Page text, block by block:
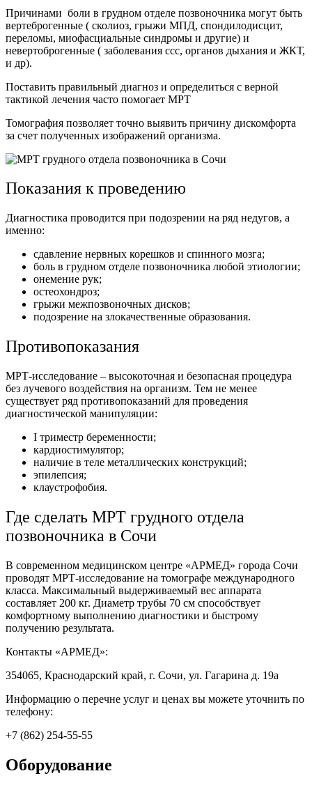
Причинами боли в грудном отделе позвоночника могут быть
вертеброгенные ( сколиоз, грыжи МПД, спондилодисцит,
переломы, миофасциальные синдромы и другие) и
невертоброгенные ( заболевания ссс, органов дыхания и ЖКТ,
и др).
Поставить правильный диагноз и определиться с верной
тактикой лечения часто помогает МРТ
Томография позволяет точно выявить причину дискомфорта
за счет полученных изображений организма.
Показания к проведению
Диагностика проводится при подозрении на ряд недугов, а
именно:
сдавление нервных корешков и спинного мозга;
боль в грудном отделе позвоночника любой этиологии;
онемение рук;
остеохондроз;
грыжи межпозвоночных дисков;
подозрение на злокачественные образования.
Противопоказания
МРТ-исследование – высокоточная и безопасная процедура
без лучевого воздействия на организм. Тем не менее
существует ряд противопоказаний для проведения
диагностической манипуляции:
I триместр беременности;
кардиостимулятор;
наличие в теле металлических конструкций;
эпилепсия;
клаустрофобия.
Где сделать МРТ грудного отдела
позвоночника в Сочи
В современном медицинском центре «АРМЕД» города Сочи
проводят МРТ-исследование на томографе международного
класса. Максимальный выдерживаемый вес аппарата
составляет 200 кг. Диаметр трубы 70 см способствует
комфортному выполнению диагностики и быстрому
получению результата.
Контакты «АРМЕД»:
354065, Краснодарский край, г. Сочи, ул. Гагарина д. 19а
Информацию о перечне услуг и ценах вы можете уточнить по
телефону:
+7 (862) 254-55-55
Оборудование